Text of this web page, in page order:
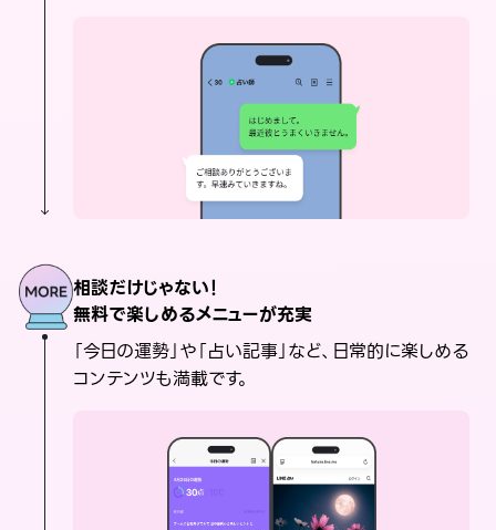
相談だけじゃない！
無料で楽しめるメニューが充実
「今日の運勢」や「占い記事」など、日常的に楽しめる
コンテンツも満載です。